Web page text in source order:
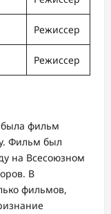
Режиссер
Режиссер
была фильм
Фильм был
на Всесоюзном
В
фильмов,